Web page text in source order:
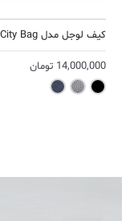
کیف لوجل مدل City Bag
14,000,000 تومان
Black
Gray
Navy